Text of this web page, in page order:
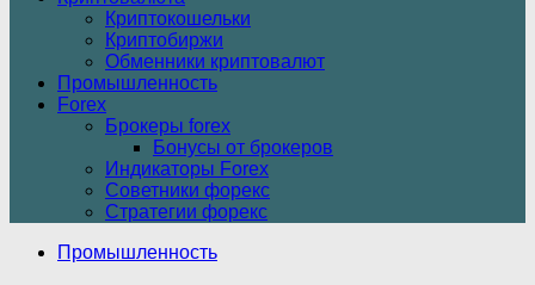
Криптокошельки
Криптобиржи
Обменники криптовалют
Промышленность
Forex
Брокеры forex
Бонусы от брокеров
Индикаторы Forex
Советники форекс
Стратегии форекс
Промышленность